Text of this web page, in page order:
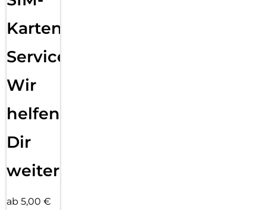
Karten
Service:
Wir
helfen
Dir
weiter
ab 5,00 €